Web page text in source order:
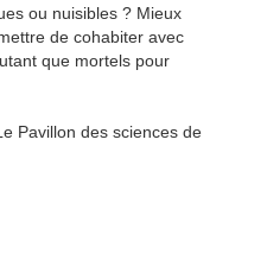
ou nuisibles ? Mieux
de cohabiter avec
que mortels pour
Pavillon des sciences de